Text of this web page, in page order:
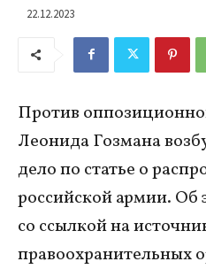
22.12.2023
Против
Леонида Гозмана
дело по статье о
российской армии. Об
со ссылкой на
правоохранительных